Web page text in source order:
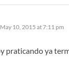
says:
May 10, 2015 at 7:11 pm
praticando ya